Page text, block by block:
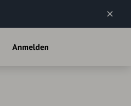
Anmelden